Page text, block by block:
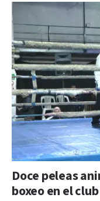
Doce peleas
boxeo en el